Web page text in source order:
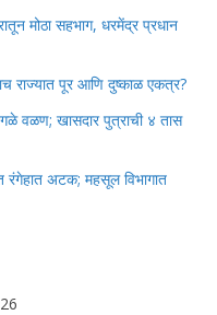
मोठा सहभाग, धरमेंद्र प्रधान
राज्यात पूर आणि दुष्काळ एकत्र?
वळण; खासदार पुत्राची ४ तास
अटक; महसूल विभागात